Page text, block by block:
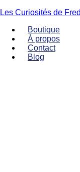
Les Curiosités de Fred
Boutique
À propos
Contact
Blog